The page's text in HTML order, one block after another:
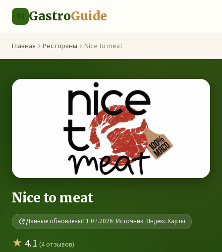
GastroGuide
Главная Рестораны Nice to meat
Nice to meat
Данные обновлены11.07.2026· Источник: Яндекс.Карты
★ 4.1 (4 отзывов)